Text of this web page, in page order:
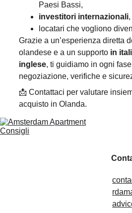
Paesi Bassi,
investitori internazionali,
locatari che vogliono
Grazie a un’esperienza diretta
olandese e a un supporto in
inglese, ti guidiamo in ogni
negoziazione, verifiche e
📩 Contattaci per valutare
acquisto in Olanda.